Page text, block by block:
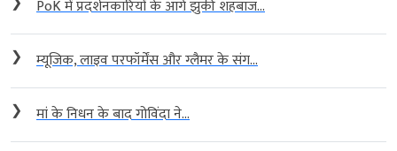
PoK में प्रदर्शनकारियों के आगे झुकी शहबाज...
❯ म्यूजिक, लाइव परफॉर्मेंस और ग्लैमर के संग...
❯ मां के निधन के बाद गोविंदा ने...